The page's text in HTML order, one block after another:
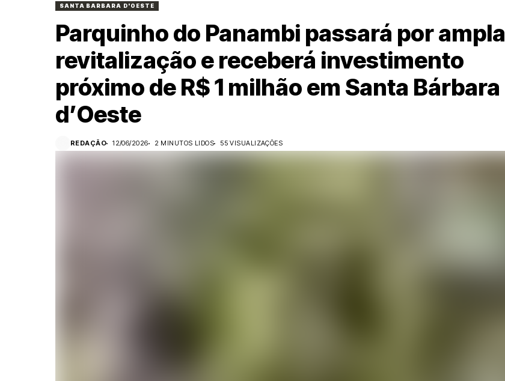
SANTA BARBARA D'OESTE
Parquinho do Panambi passará por ampla
revitalização e receberá investimento
próximo de R$ 1 milhão em Santa Bárbara
d’Oeste
REDAÇÃO 12/06/2026 2 MINUTOS LIDOS 55 VISUALIZAÇÕES